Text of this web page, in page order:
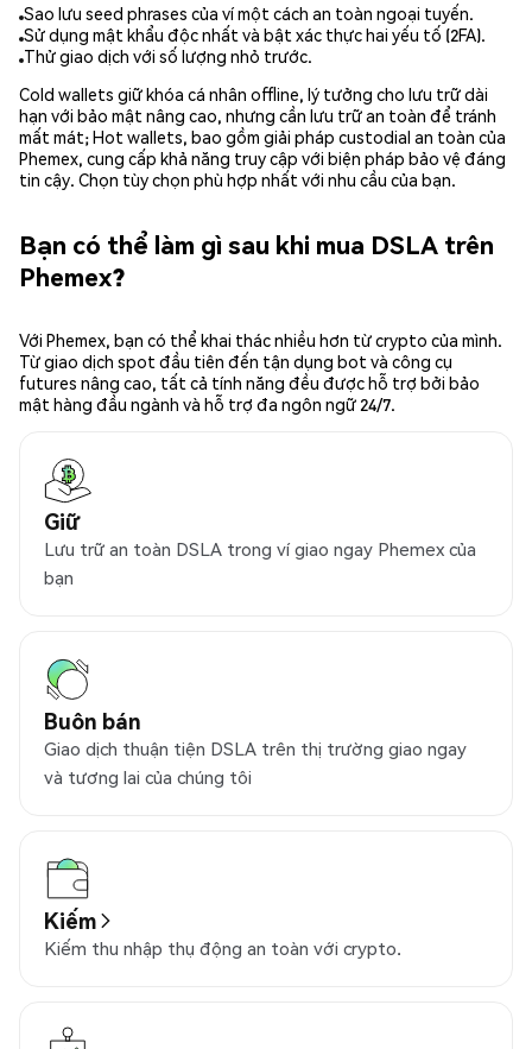
Sao lưu seed phrases của ví một cách an toàn ngoại tuyến.
Sử dụng mật khẩu độc nhất và bật xác thực hai yếu tố (2FA).
Thử giao dịch với số lượng nhỏ trước.
Cold wallets giữ khóa cá nhân offline, lý tưởng cho lưu trữ dài
hạn với bảo mật nâng cao, nhưng cần lưu trữ an toàn để tránh
mất mát; Hot wallets, bao gồm giải pháp custodial an toàn của
Phemex, cung cấp khả năng truy cập với biện pháp bảo vệ đáng
tin cậy. Chọn tùy chọn phù hợp nhất với nhu cầu của bạn.
Bạn có thể làm gì sau khi mua DSLA trên
Phemex?
Với Phemex, bạn có thể khai thác nhiều hơn từ crypto của mình.
Từ giao dịch spot đầu tiên đến tận dụng bot và công cụ
futures nâng cao, tất cả tính năng đều được hỗ trợ bởi bảo
mật hàng đầu ngành và hỗ trợ đa ngôn ngữ 24/7.
Giữ
Lưu trữ an toàn DSLA trong ví giao ngay Phemex của
bạn
Buôn bán
Giao dịch thuận tiện DSLA trên thị trường giao ngay
và tương lai của chúng tôi
Kiếm
Kiếm thu nhập thụ động an toàn với crypto.